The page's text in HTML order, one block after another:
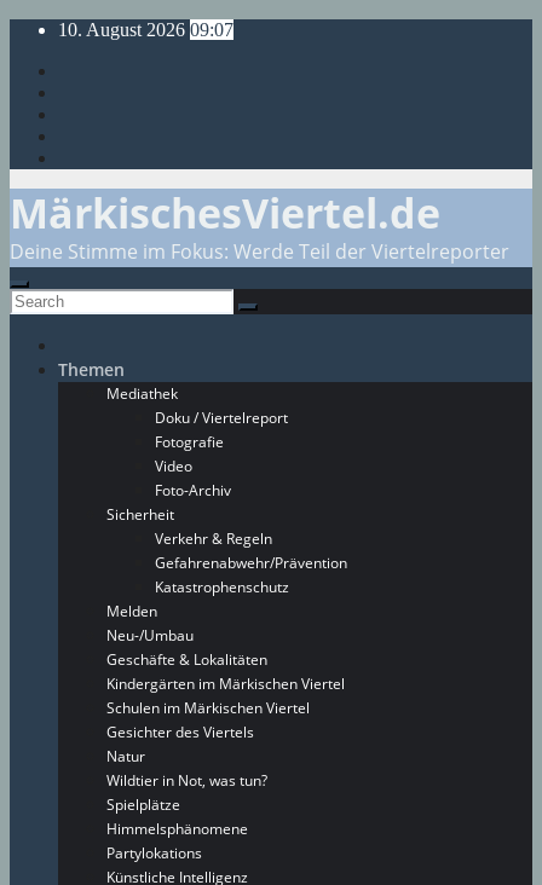
Skip
content
10. August 2026 09:07
MärkischesViertel.de
Deine Stimme im Fokus: Werde Teil der Viertelreporter
Themen
Mediathek
Doku / Viertelreport
Fotografie
Video
Foto-Archiv
Sicherheit
Verkehr & Regeln
Gefahrenabwehr/Prävention
Katastrophenschutz
Melden
Neu-/Umbau
Geschäfte & Lokalitäten
Kindergärten im Märkischen Viertel
Schulen im Märkischen Viertel
Gesichter des Viertels
Natur
Wildtier in Not, was tun?
Spielplätze
Himmelsphänomene
Partylokations
Künstliche Intelligenz